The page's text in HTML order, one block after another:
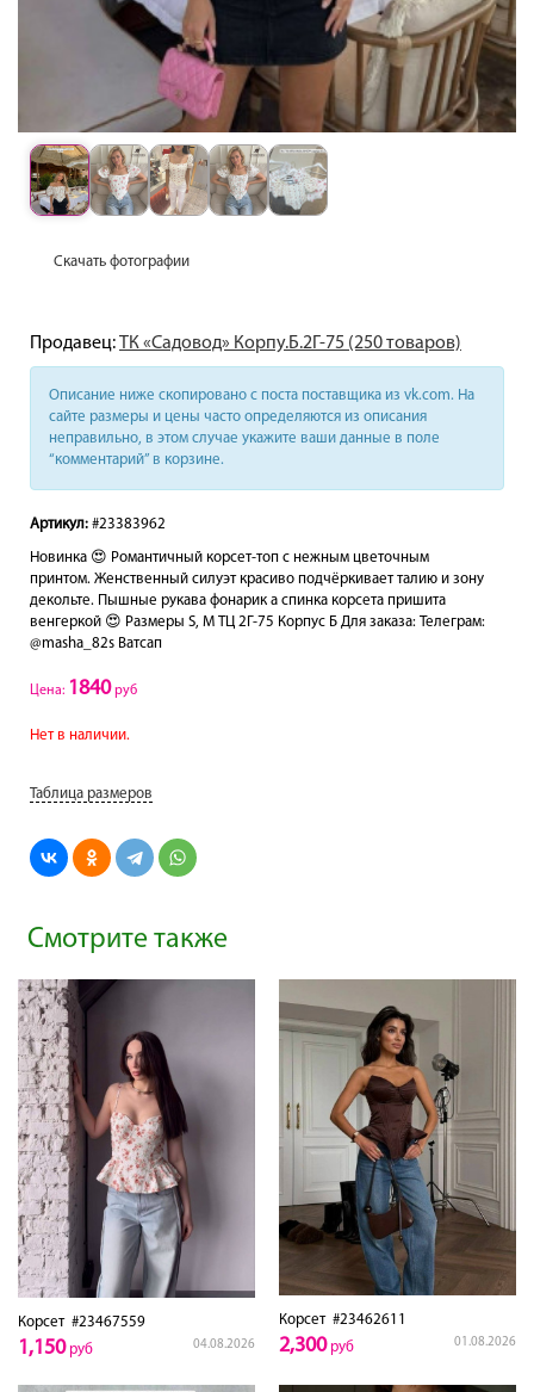
Скачать фотографии
Продавец:ТК «Садовод» Корпу.Б.2Г-75 (250 товаров)
Описание ниже скопировано с поста поставщика из vk.com. На
сайте размеры и цены часто определяются из описания
неправильно, в этом случае укажите ваши данные в поле
“комментарий” в корзине.
Артикул: #23383962
Новинка 😍 Романтичный корсет-топ с нежным цветочным
принтом. Женственный силуэт красиво подчёркивает талию и зону
декольте. Пышные рукава фонарик а спинка корсета пришита
венгеркой 😍 Размеры S, M ТЦ 2Г-75 Корпус Б Для заказа: Телеграм:
@masha_82s Ватсап
Цена: 1840руб
Нет в наличии.
Таблица размеров
Смотрите также
Корсет#23467559
04.08.2026
1,150руб
Корсет#23462611
01.08.2026
2,300руб